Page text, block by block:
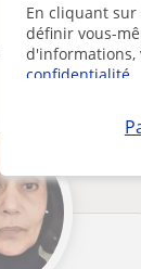
En cliquant sur
définir vous-
d'informations,
confidentialité.
à